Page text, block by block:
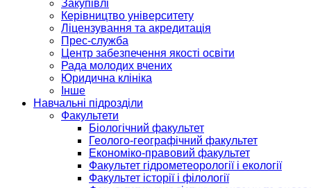
Закупівлі
Керівництво університету
Ліцензування та акредитація
Прес-служба
Центр забезпечення якості освіти
Рада молодих вчених
Юридична клініка
Інше
Навчальні підрозділи
Факультети
Біологічний факультет
Геолого-географічний факультет
Економіко-правовий факультет
Факультет гідрометеорології і екології
Факультет історії і філології